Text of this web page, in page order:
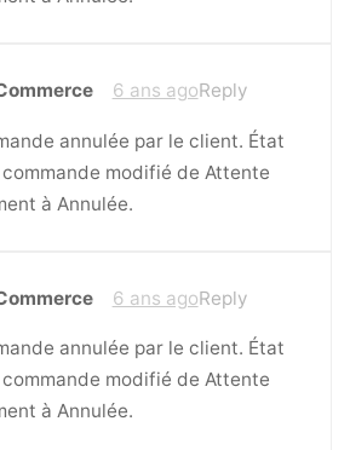
6 ans agoReply
annulée par le client. État
modifié de Attente
à Annulée.
6 ans agoReply
annulée par le client. État
modifié de Attente
à Annulée.